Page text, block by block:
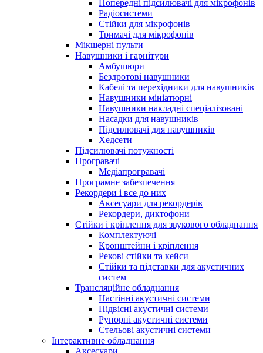
Попередні підсилювачі для мікрофонів
Радіосистеми
Стійки для мікрофонів
Тримачі для мікрофонів
Мікшерні пульти
Навушники і гарнітури
Амбушюри
Бездротові навушники
Кабелі та перехідники для навушників
Навушники мініатюрні
Навушники накладні спеціалізовані
Насадки для навушників
Підсилювачі для навушників
Хедсети
Підсилювачі потужності
Програвачі
Медіапрогравачі
Програмне забезпечення
Рекордери і все до них
Аксесуари для рекордерів
Рекордери, диктофони
Стійки і кріплення для звукового обладнання
Комплектуючі
Кронштейни і кріплення
Рекові стійки та кейси
Стійки та підставки для акустичних
систем
Трансляційне обладнання
Настінні акустичні системи
Підвісні акустичні системи
Рупорні акустичні системи
Стельові акустичні системи
Інтерактивне обладнання
Аксесуари